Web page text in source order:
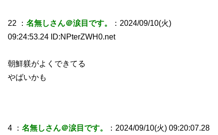
22 ：名無しさん＠涙目です。
：2024/09/10(火)
09:24:53.24 ID:NPterZWH0.net
朝鮮躾がよくできてる
やばいかも
4 ：名無しさん＠涙目です。
：2024/09/10(火) 09:20:07.28